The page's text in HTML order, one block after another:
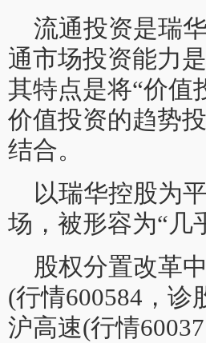
流通投资是瑞
通市场投资能力
其特点是将“价值
价值投资的趋势
结合。
以瑞华控股为
场，被形容为“几
股权分置改革
(行情600584，诊
沪高速(行情